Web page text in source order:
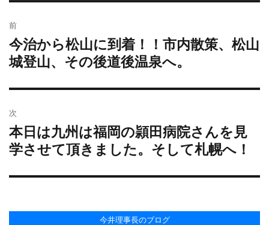
稿
ナ
ビ
シ
ョ
ン
前
過
去
投
今治から松山に到着！！市内散策、松山
城登山、その後道後温泉へ。
次
次
の
投
稿:
本日は九州は福岡の頴田病院さんを見
学させて頂きました。そして札幌へ！
今井理事長のブログ